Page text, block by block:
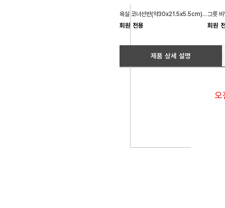
욕실 코너선반(약30x21.5x5.5cm) 알루미늄
회원 전용 회원
제품 상세 설명
오